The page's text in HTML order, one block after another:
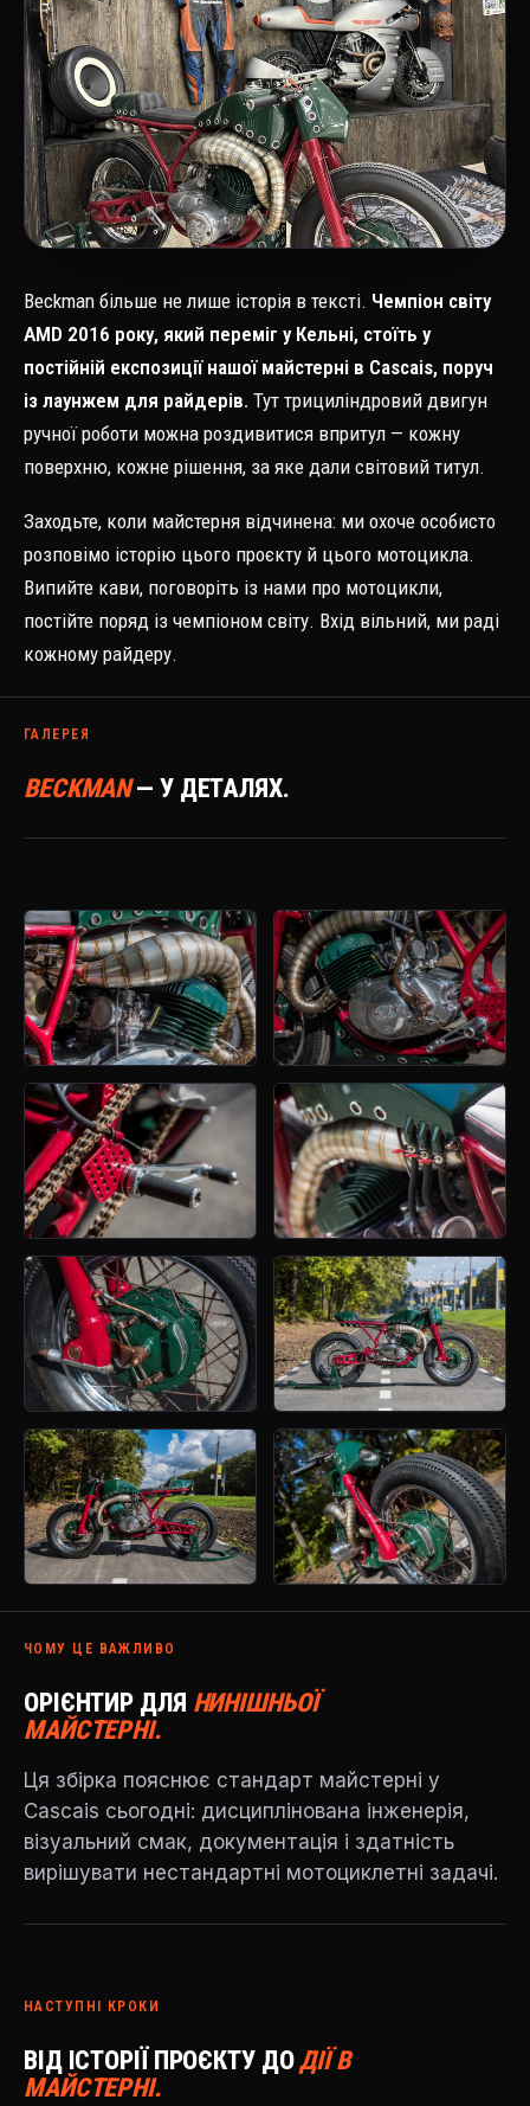
Beckman більше не лише історія в тексті. Чемпіон світу
AMD 2016 року, який переміг у Кельні, стоїть у
постійній експозиції нашої майстерні в Cascais, поруч
із лаунжем для райдерів. Тут трициліндровий двигун
ручної роботи можна роздивитися впритул — кожну
поверхню, кожне рішення, за яке дали світовий титул.
Заходьте, коли майстерня відчинена: ми охоче особисто
розповімо історію цього проєкту й цього мотоцикла.
Випийте кави, поговоріть із нами про мотоцикли,
постійте поряд із чемпіоном світу. Вхід вільний, ми раді
кожному райдеру.
ГАЛЕРЕЯ
BECKMAN— У ДЕТАЛЯХ.
ЧОМУ ЦЕ ВАЖЛИВО
ОРІЄНТИР ДЛЯ НИНІШНЬОЇ
МАЙСТЕРНІ.
Ця збірка пояснює стандарт майстерні у
Cascais сьогодні: дисциплінована інженерія,
візуальний смак, документація і здатність
вирішувати нестандартні мотоциклетні задачі.
НАСТУПНІ КРОКИ
ВІД ІСТОРІЇ ПРОЄКТУ ДОДІЇ В
МАЙСТЕРНІ.